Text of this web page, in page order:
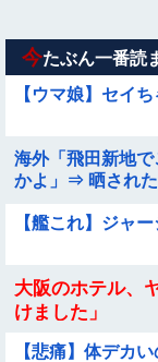
今たぶん一番読
【ウマ娘】セイ
海外「飛田新地
かよ」⇒ 晒され
【艦これ】ジャ
大阪のホテル、
けました」
【悲痛】体デカ